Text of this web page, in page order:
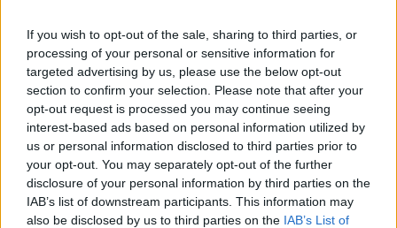
If you wish to opt-out of the sale, sharing to third parties, or
processing of your personal or sensitive information for
targeted advertising by us, please use the below opt-out
section to confirm your selection. Please note that after your
opt-out request is processed you may continue seeing
interest-based ads based on personal information utilized by
us or personal information disclosed to third parties prior to
your opt-out. You may separately opt-out of the further
disclosure of your personal information by third parties on the
IAB’s list of downstream participants. This information may
also be disclosed by us to third parties on the IAB’s List of
Condimento e spezie consigliate